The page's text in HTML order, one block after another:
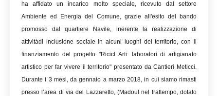
ha affidato un incarico molto speciale, ricevuto dal settore
Ambiente ed Energia del Comune, grazie all'esito del bando
promosso dal quartiere Navile, inerente la realizzazione di
attivitàdi inclusione sociale in alcuni luoghi del territorio, con il
finanziamento del progetto "Ricicl Arti: laboratori di artigianato
artistico per far vivere il territorio" presentato da Cantieri Meticci.
Durante i 3 mesi, da gennaio a marzo 2018, in cui siamo rimasti
presso l’area di via del Lazzaretto, (Madoul nel frattempo, dotato